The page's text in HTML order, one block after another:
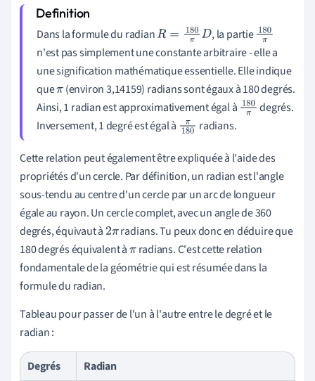
Dans la formule du radianR= 180πD , la partie180
π
n'est pas simplement une constante arbitraire - elle a
une signification mathématique essentielle. Elle indique
queπ (environ 3,14159) radians sont égaux à 180 degrés.
Ainsi, 1 radian est approximativement égal à 180 degrés.
Inversement, 1 degré est égal à π18 radians.
Cette relation peut également être expliquée à l'aide des
propriétés d'un cercle. Par définition, un radian est l'angle
sous-tendu au centre d'un cercle par un arc de longueur
égale au rayon. Un cercle complet, avec un angle de 360
degrés, équivaut à 2πradians. Tu peux donc en déduire que
180 degrés équivalent àπradians. C'est cette relation
fondamentale de la géométrie qui est résumée dans la
formule du radian.
Tableau pour passer de l'un à l'autre entre le degré et le
radian :
Degrés
Radian